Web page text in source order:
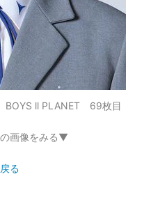
BOYS ll PLANET 69枚目
画像をみる▼
る